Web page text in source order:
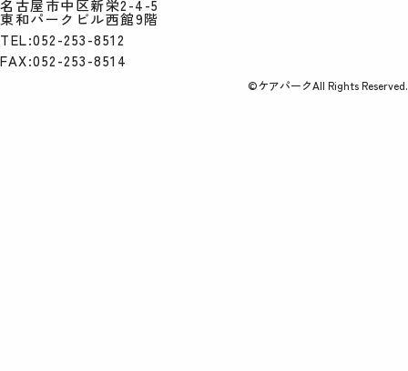
名古屋市中区新栄2-4-5
東和パークビル西館9階
TEL:052-253-8512
FAX:052-253-8514
©ケアパークAll Rights Reserved.